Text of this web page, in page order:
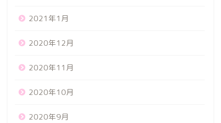
2021年1月
2020年12月
2020年11月
2020年10月
2020年9月